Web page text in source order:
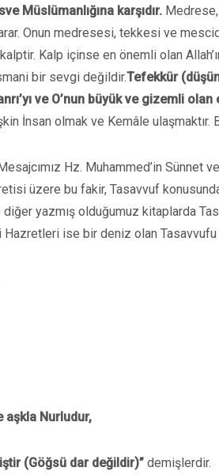
Müslümanlığına karşıdır.
Onun medresesi, tekkesi ve
Kalp içinse en önemli olan
bir sevgi değildir.Tefekkür
ve O’nun büyük ve gizemli
İnsan olmak ve Kemâle
Hz. Muhammed’in Sünnet
üzere bu fakir, Tasavvuf
yazmış olduğumuz kitaplarda
Hazretleri ise bir deniz olan
aşkla Nurludur,
(Göğsü dar değildir)” demişlerdir.